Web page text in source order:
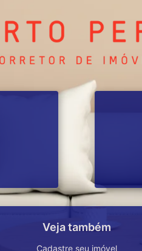
Veja também
Cadastre seu imóvel